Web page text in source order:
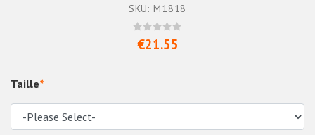
SKU: M1818
€21.55
Taille*